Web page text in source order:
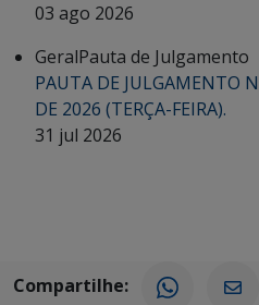
03 ago 2026
GeralPauta de Julgamento
PAUTA DE JULGAMENTO
DE 2026 (TERÇA-FEIRA).
31 jul 2026
Compartilhe: